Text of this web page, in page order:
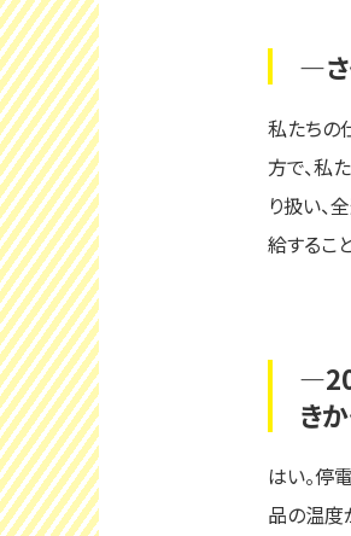
―さ
私たちの
方で、私
り扱い、
給するこ
き
はい。停
品の温度